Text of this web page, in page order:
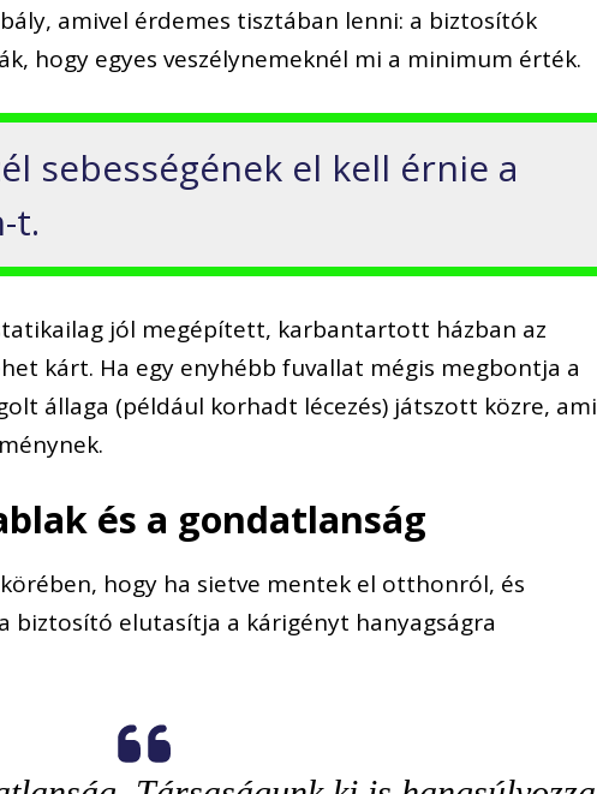
amivel érdemes tisztában lenni: a biztosítók
hogy egyes veszélynemeknél mi a minimum érték.
sebességének el kell érnie a
t.
jól megépített, karbantartott házban az
kárt. Ha egy enyhébb fuvallat mégis megbontja a
állaga (például korhadt lécezés) játszott közre, ami
és a gondatlanság
hogy ha sietve mentek el otthonról, és
biztosító elutasítja a kárigényt hanyagságra